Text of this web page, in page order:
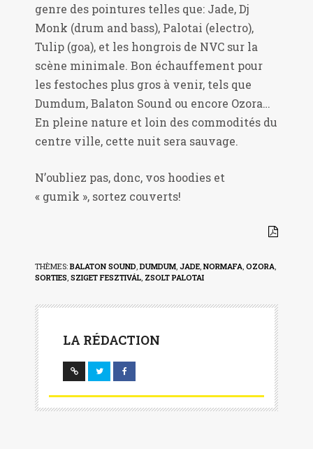
genre des pointures telles que: Jade, Dj
Monk (drum and bass), Palotai (electro),
Tulip (goa), et les hongrois de NVC sur la
scène minimale. Bon échauffement pour
les festoches plus gros à venir, tels que
Dumdum, Balaton Sound ou encore Ozora…
En pleine nature et loin des commodités du
centre ville, cette nuit sera sauvage.
N’oubliez pas, donc, vos hoodies et
« gumik », sortez couverts!
THÈMES:BALATON SOUND ,DUMDUM JADE ,NORMAFA OZORA
SORTIES SZIGET FESZTIVÁL ZSOLT PALOTAI
LA RÉDACTION